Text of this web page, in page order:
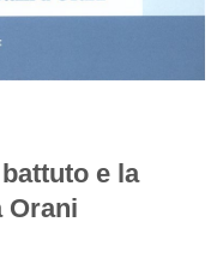
e la
Orani